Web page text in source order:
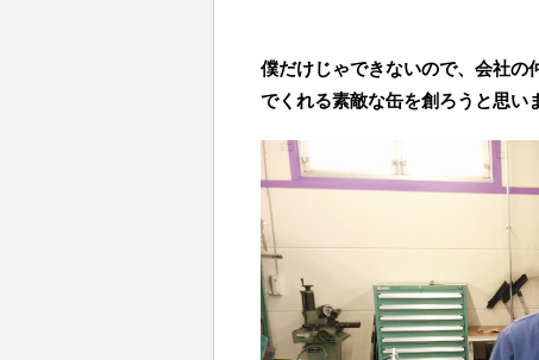
僕だけじゃできないので、会社の
でくれる素敵な缶を創ろうと思い